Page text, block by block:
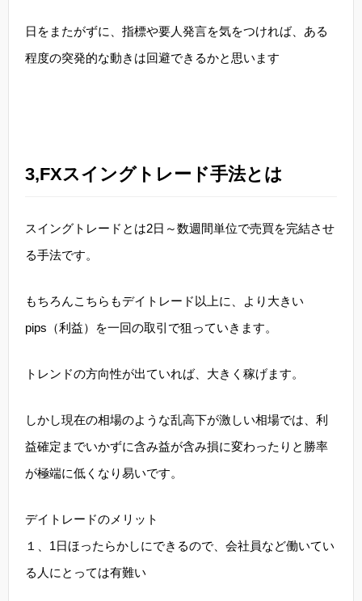
日をまたがずに、指標や要人発言を気をつければ、ある
程度の突発的な動きは回避できるかと思います
3,FXスイングトレード手法とは
スイングトレードとは2日～数週間単位で売買を完結させ
る手法です。
もちろんこちらもデイトレード以上に、より大きい
pips（利益）を一回の取引で狙っていきます。
トレンドの方向性が出ていれば、大きく稼げます。
しかし現在の相場のような乱高下が激しい相場では、利
益確定までいかずに含み益が含み損に変わったりと勝率
が極端に低くなり易いです。
デイトレードのメリット
１、1日ほったらかしにできるので、会社員など働いてい
る人にとっては有難い